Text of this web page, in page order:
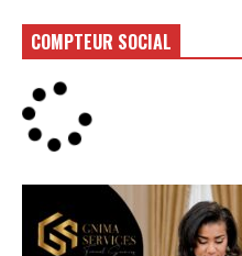
COMPTEUR SOCIAL